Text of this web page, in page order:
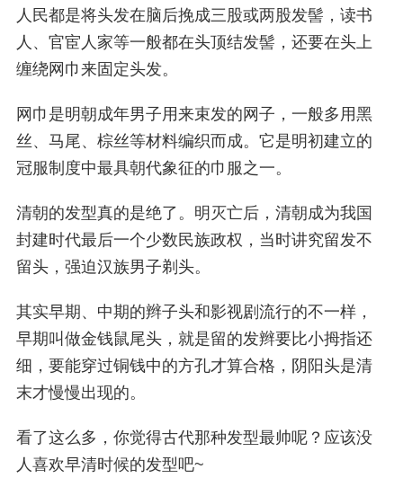
人民都是将头发在脑后挽成三股或两股发髻，读书
人、官宦人家等一般都在头顶结发髻，还要在头上
缠绕网巾来固定头发。
网巾是明朝成年男子用来束发的网子，一般多用黑
丝、马尾、棕丝等材料编织而成。它是明初建立的
冠服制度中最具朝代象征的巾服之一。
清朝的发型真的是绝了。明灭亡后，清朝成为我国
封建时代最后一个少数民族政权，当时讲究留发不
留头，强迫汉族男子剃头。
其实早期、中期的辫子头和影视剧流行的不一样，
早期叫做金钱鼠尾头，就是留的发辫要比小拇指还
细，要能穿过铜钱中的方孔才算合格，阴阳头是清
末才慢慢出现的。
看了这么多，你觉得古代那种发型最帅呢？应该没
人喜欢早清时候的发型吧~